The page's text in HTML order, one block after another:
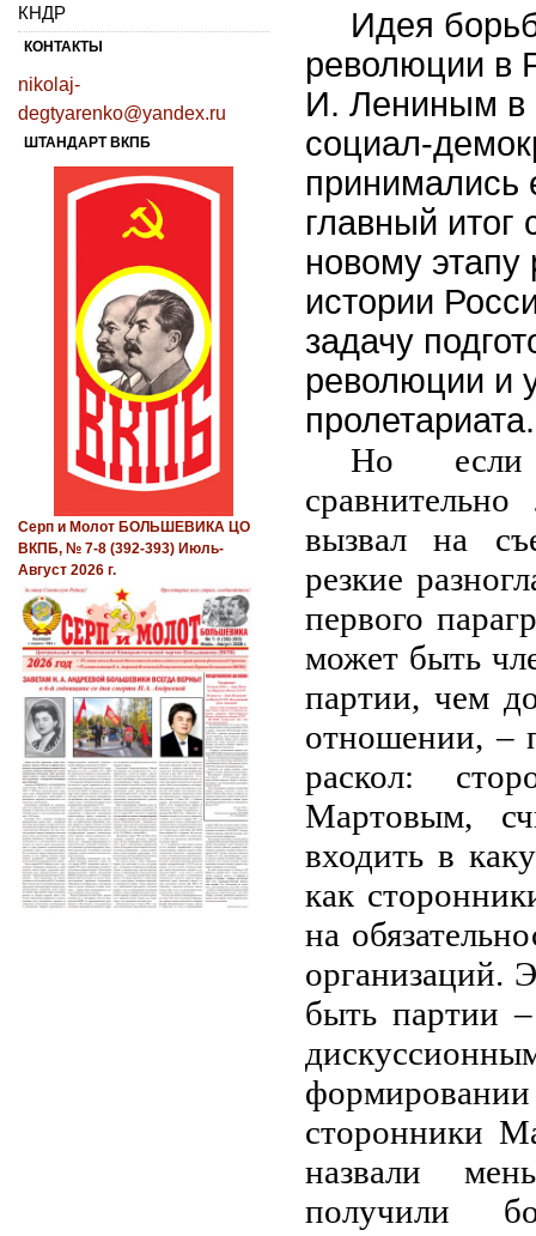
Идея
революции в
И. Лениным в
социал-
принимались
главный
новому
истории
задачу
революции и
пролетариата.
Но если
вызвал на
резкие
первого
может быть
партии, чем
отношении,–
раскол:
Мартовым,
входить в
как
на
организаций.
быть партии
сторонники
назвали
получили
КНДР
КОНТАКТЫ
nikolaj-
degtyarenko@yandex.ru
ШТАНДАРТ ВКПБ
Серп и Молот БОЛЬШЕВИКА ЦО
ВКПБ, № 7-8 (392-393) Июль-
Август 2026 г.